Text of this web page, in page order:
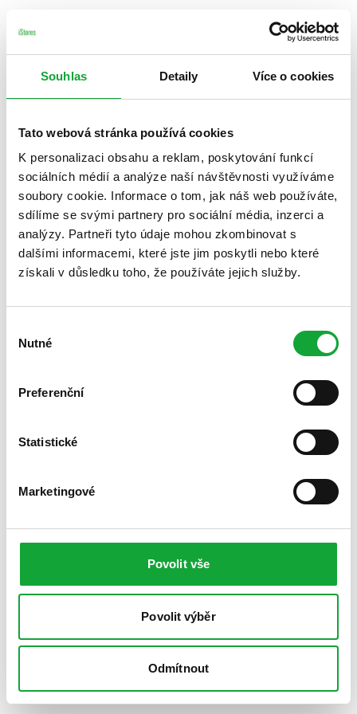
Souhlas Detaily Více o cookies
Tato webová stránka používá cookies
K personalizaci obsahu a reklam, poskytování funkcí
sociálních médií a analýze naší návštěvnosti využíváme
soubory cookie. Informace o tom, jak náš web používáte,
sdílíme se svými partnery pro sociální média, inzerci a
analýzy. Partneři tyto údaje mohou zkombinovat s
dalšími informacemi, které jste jim poskytli nebo které
získali v důsledku toho, že používáte jejich služby.
souhlasu
Nutné
Preferenční
Statistické
Marketingové
Povolit vše
Povolit výběr
Odmítnout